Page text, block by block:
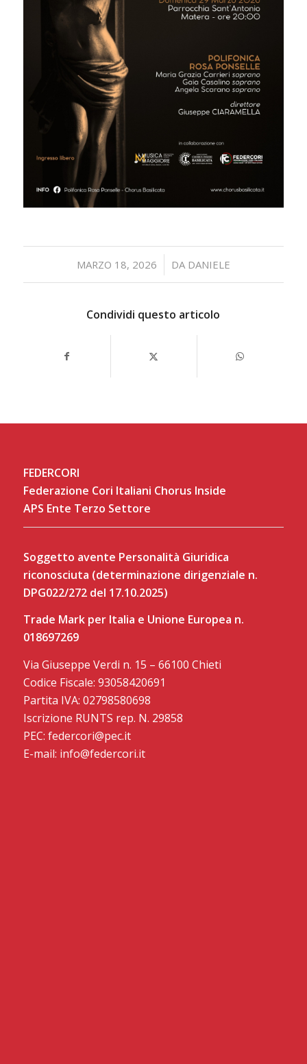
MARZO 18, 2026
/ DA DANIELE
Condividi questo articolo
FEDERCORI
Federazione Cori Italiani Chorus Inside
APS Ente Terzo Settore
Soggetto avente Personalità Giuridica
riconosciuta (determinazione dirigenziale n.
DPG022/272 del 17.10.2025)
Trade Mark per Italia e Unione Europea n.
018697269
Via Giuseppe Verdi n. 15 – 66100 Chieti
Codice Fiscale: 93058420691
Partita IVA: 02798580698
Iscrizione RUNTS rep. N. 29858
PEC: federcori@pec.it
E-mail: info@federcori.it